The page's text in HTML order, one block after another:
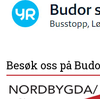
Besøk oss på